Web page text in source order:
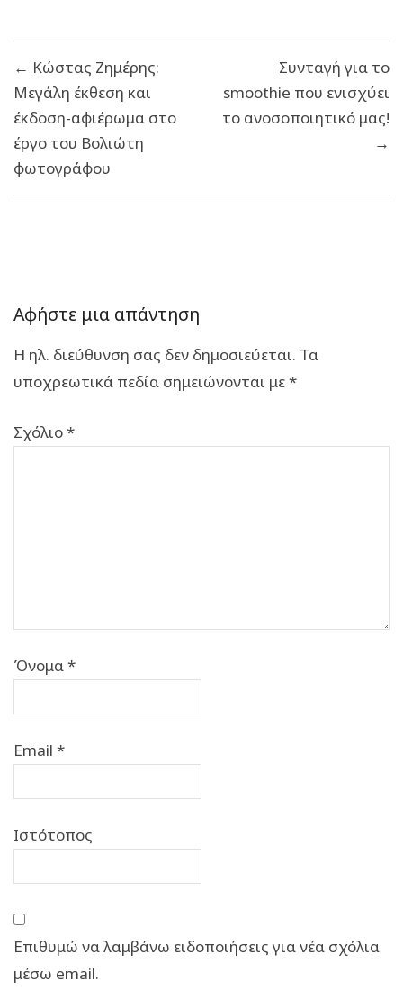
άρθρων
← Κώστας Ζημέρης:
Μεγάλη έκθεση και
έκδοση-αφιέρωμα στο
έργο του Βολιώτη
φωτογράφου
Συνταγή για το
smoothie που ενισχύει
το ανοσοποιητικό μας!
→
Αφήστε μια απάντηση
Η ηλ. διεύθυνση σας δεν δημοσιεύεται. Τα
υποχρεωτικά πεδία σημειώνονται με*
Σχόλιο*
Όνομα*
Email *
Ιστότοπος
Επιθυμώ να λαμβάνω ειδοποιήσεις για νέα σχόλια
μέσω email.